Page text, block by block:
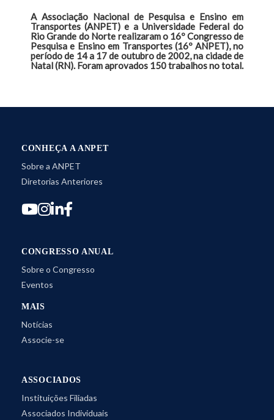
A Associação Nacional de Pesquisa e Ensino em
Transportes (ANPET) e a Universidade Federal do
Rio Grande do Norte realizaram o 16º Congresso de
Pesquisa e Ensino em Transportes (16º ANPET), no
período de 14 a 17 de outubro de 2002, na cidade de
Natal (RN). Foram aprovados 150 trabalhos no total.
CONHEÇA A ANPET
Sobre a ANPET
Diretorias Anteriores
CONGRESSO ANUAL
Sobre o Congresso
Eventos
MAIS
Notícias
Associe-se
ASSOCIADOS
Instituições Filiadas
Associados Individuais